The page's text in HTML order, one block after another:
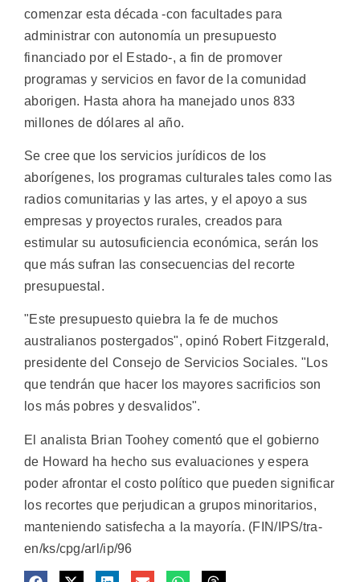
comenzar esta década -con facultades para
administrar con autonomía un presupuesto
financiado por el Estado-, a fin de promover
programas y servicios en favor de la comunidad
aborigen. Hasta ahora ha manejado unos 833
millones de dólares al año.
Se cree que los servicios jurídicos de los
aborígenes, los programas culturales tales como las
radios comunitarias y las artes, y el apoyo a sus
empresas y proyectos rurales, creados para
estimular su autosuficiencia económica, serán los
que más sufran las consecuencias del recorte
presupuestal.
"Este presupuesto quiebra la fe de muchos
australianos postergados", opinó Robert Fitzgerald,
presidente del Consejo de Servicios Sociales. "Los
que tendrán que hacer los mayores sacrificios son
los más pobres y desvalidos".
El analista Brian Toohey comentó que el gobierno
de Howard ha hecho sus evaluaciones y espera
poder afrontar el costo político que pueden significar
los recortes que perjudican a grupos minoritarios,
manteniendo satisfecha a la mayoría. (FIN/IPS/tra-
en/ks/cpg/arl/ip/96